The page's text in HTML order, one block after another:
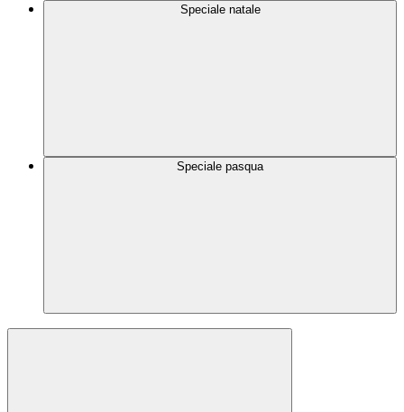
Speciale natale
Speciale pasqua